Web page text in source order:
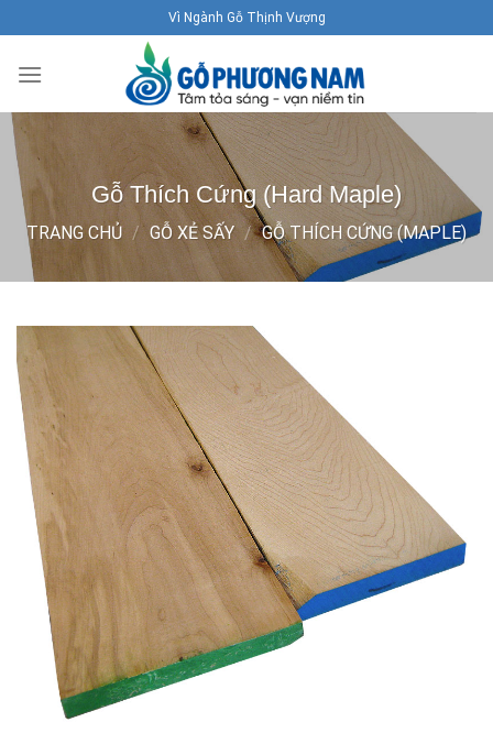
to
content
Vì Ngành Gỗ Thịnh Vượng
Gỗ Thích Cứng (Hard Maple)
TRANG CHỦ / GỖ XẺ SẤY / GỖ THÍCH CỨNG (MAPLE)